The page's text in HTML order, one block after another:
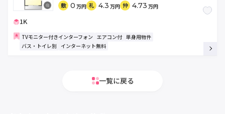
敷 0 万円 礼 4.3 万円 仲 4.73 万円
1K
TVモニター付きインターフォン エアコン付 単身用物件
バス・トイレ別
インターネット無料
一覧に戻る